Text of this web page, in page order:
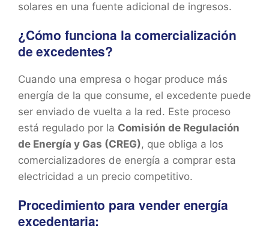
solares en una fuente adicional de ingresos.
¿Cómo funciona la comercialización
de excedentes?
Cuando una empresa o hogar produce más
energía de la que consume, el excedente puede
ser enviado de vuelta a la red. Este proceso
está regulado por la Comisión de Regulación
de Energía y Gas (CREG), que obliga a los
comercializadores de energía a comprar esta
electricidad a un precio competitivo.
Procedimiento para vender energía
excedentaria: